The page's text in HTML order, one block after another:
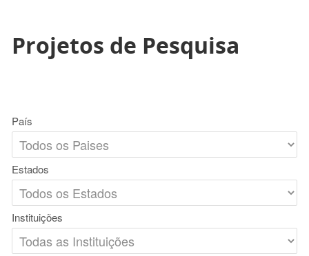
Projetos de Pesquisa
País
Estados
Instituições